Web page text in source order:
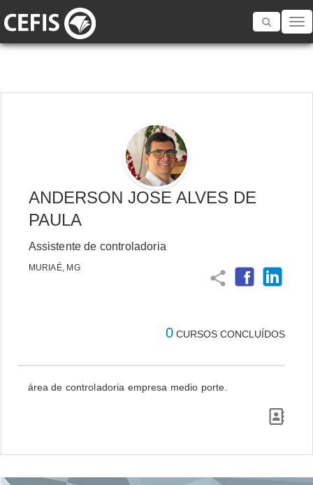
Toggle
ANDERSON JOSE ALVES DE
PAULA
Assistente de controladoria
MURIAÉ, MG
share
0 CURSOS CONCLUÍDOS
área de controladoria empresa medio porte.